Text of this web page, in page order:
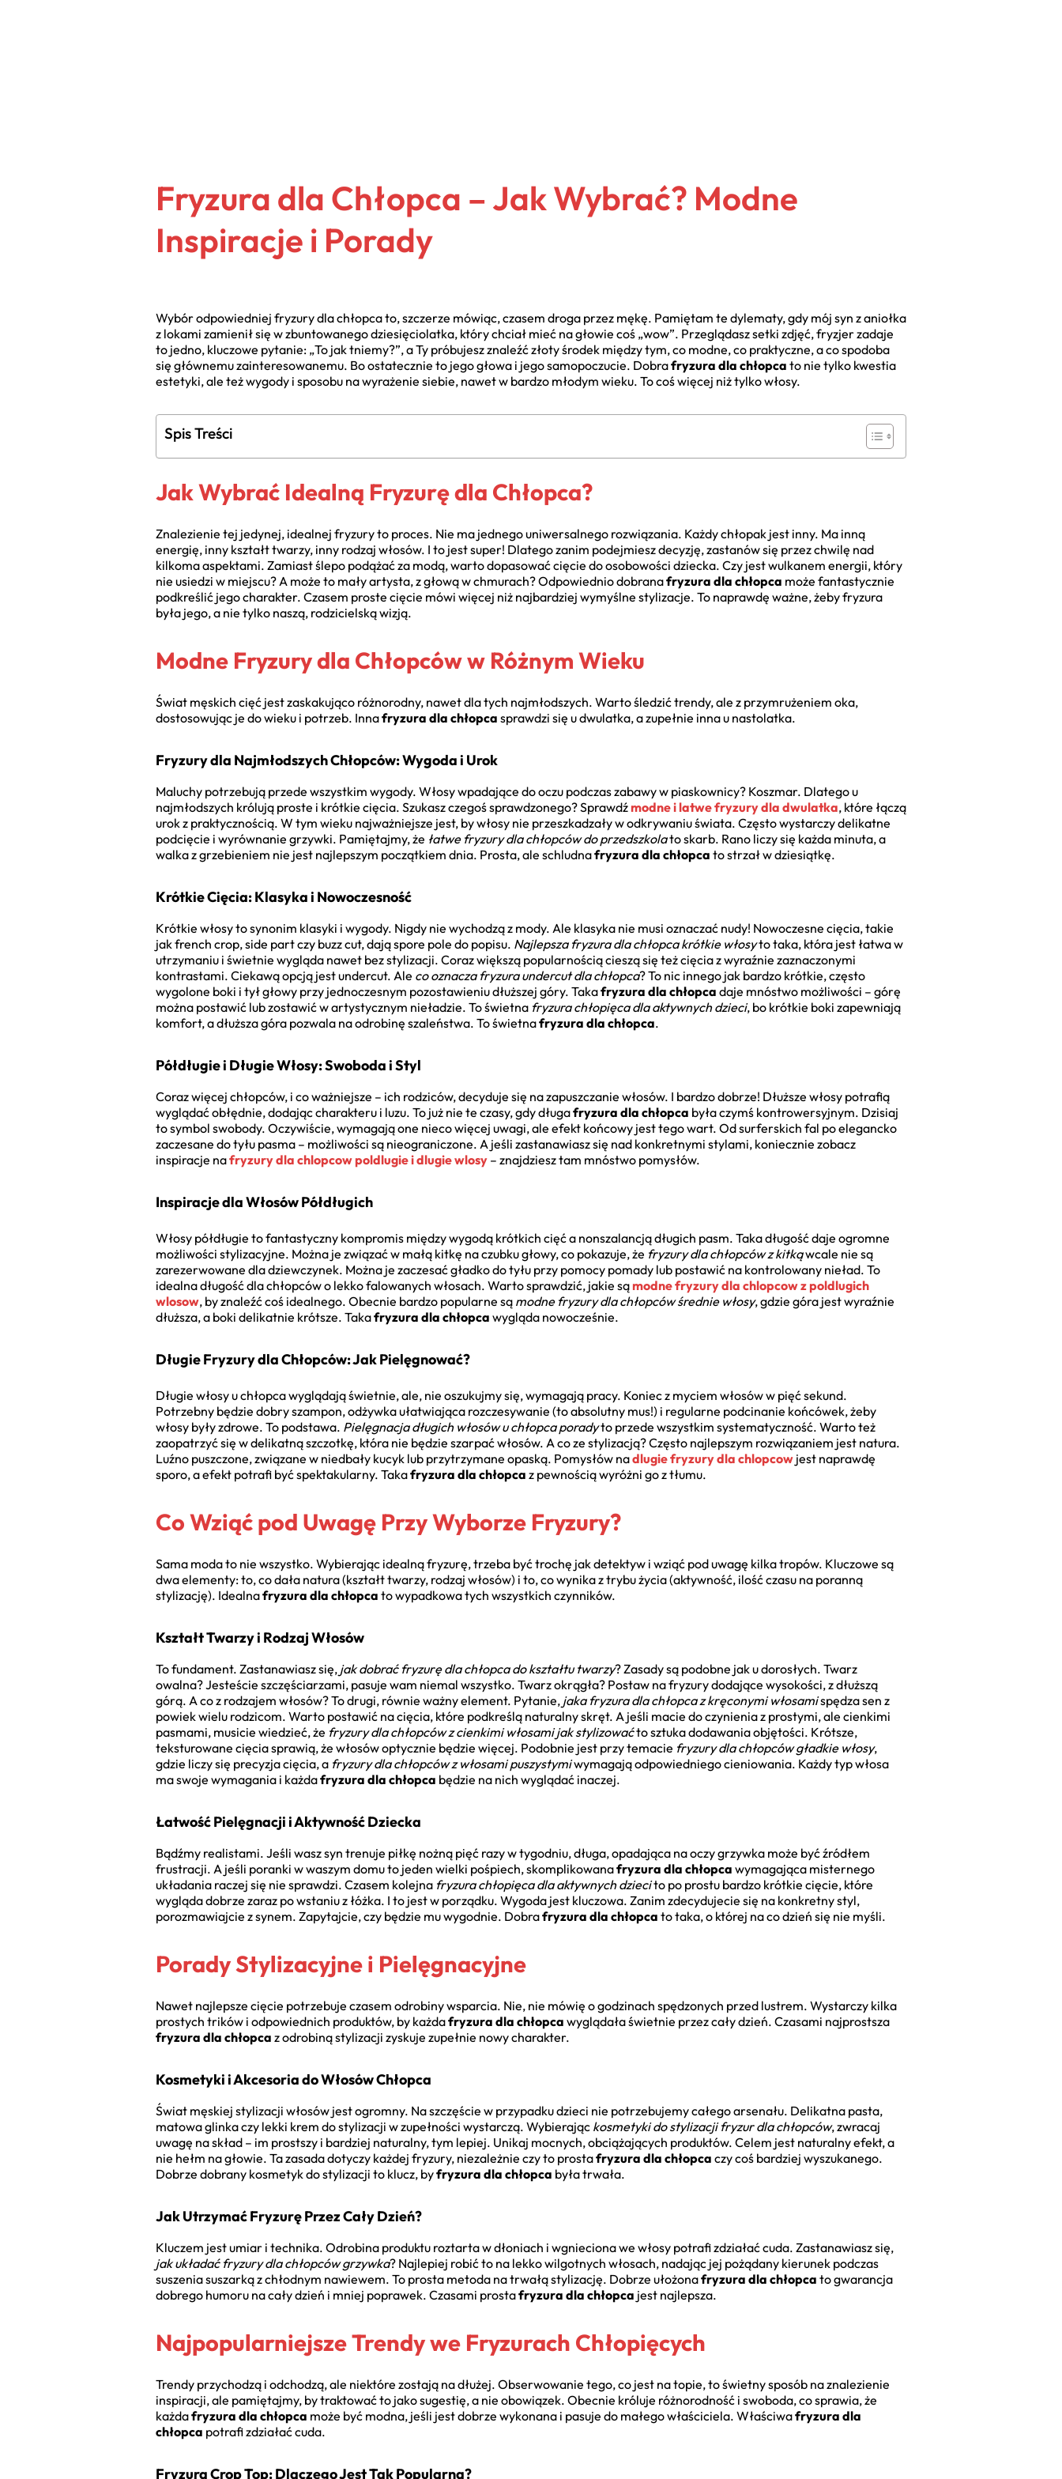
Fryzura dla Chłopca – Jak Wybrać? Modne
Inspiracje i Porady
Wybór odpowiedniej fryzury dla chłopca to, szczerze mówiąc, czasem droga przez mękę. Pamiętam te dylematy, gdy mój syn z aniołka
z lokami zamienił się w zbuntowanego dziesięciolatka, który chciał mieć na głowie coś „wow”. Przeglądasz setki zdjęć, fryzjer zadaje
to jedno, kluczowe pytanie: „To jak tniemy?”, a Ty próbujesz znaleźć złoty środek między tym, co modne, co praktyczne, a co spodoba
się głównemu zainteresowanemu. Bo ostatecznie to jego głowa i jego samopoczucie. Dobrafryzura dla chłopca to nie tylko kwestia
estetyki, ale też wygody i sposobu na wyrażenie siebie, nawet w bardzo młodym wieku. To coś więcej niż tylko włosy.
Spis Treści
Jak Wybrać Idealną Fryzurę dla Chłopca?
Znalezienie tej jedynej, idealnej fryzury to proces. Nie ma jednego uniwersalnego rozwiązania. Każdy chłopak jest inny. Ma inną
energię, inny kształt twarzy, inny rodzaj włosów. I to jest super! Dlatego zanim podejmiesz decyzję, zastanów się przez chwilę nad
kilkoma aspektami. Zamiast ślepo podążać za modą, warto dopasować cięcie do osobowości dziecka. Czy jest wulkanem energii, który
nie usiedzi w miejscu? A może to mały artysta, z głową w chmurach? Odpowiednio dobranafryzura dla chłopca może fantastycznie
podkreślić jego charakter. Czasem proste cięcie mówi więcej niż najbardziej wymyślne stylizacje. To naprawdę ważne, żeby fryzura
była jego, a nie tylko naszą, rodzicielską wizją.
Modne Fryzury dla Chłopców w Różnym Wieku
Świat męskich cięć jest zaskakująco różnorodny, nawet dla tych najmłodszych. Warto śledzić trendy, ale z przymrużeniem oka,
dostosowując je do wieku i potrzeb. Innafryzura dla chłopca sprawdzi się u dwulatka, a zupełnie inna u nastolatka.
Fryzury dla Najmłodszych Chłopców: Wygoda i Urok
Maluchy potrzebują przede wszystkim wygody. Włosy wpadające do oczu podczas zabawy w piaskownicy? Koszmar. Dlatego u
najmłodszych królują proste i krótkie cięcia. Szukasz czegoś sprawdzonego? Sprawdźmodne i latwe fryzury dla dwulatka, które łączą
urok z praktycznością. W tym wieku najważniejsze jest, by włosy nie przeszkadzały w odkrywaniu świata. Często wystarczy delikatne
podcięcie i wyrównanie grzywki. Pamiętajmy, że łatwe fryzury dla chłopców do przedszkolato skarb. Rano liczy się każda minuta, a
walka z grzebieniem nie jest najlepszym początkiem dnia. Prosta, ale schludnafryzura dla chłopca to strzał w dziesiątkę.
Krótkie Cięcia: Klasyka i Nowoczesność
Krótkie włosy to synonim klasyki i wygody. Nigdy nie wychodzą z mody. Ale klasyka nie musi oznaczać nudy! Nowoczesne cięcia, takie
jak french crop, side part czy buzz cut, dają spore pole do popisu. Najlepsza fryzura dla chłopca krótkie włosyto taka, która jest łatwa w
utrzymaniu i świetnie wygląda nawet bez stylizacji. Coraz większą popularnością cieszą się też cięcia z wyraźnie zaznaczonymi
kontrastami. Ciekawą opcją jest undercut. Ale co oznacza fryzura undercut dla chłopca? To nic innego jak bardzo krótkie, często
wygolone boki i tył głowy przy jednoczesnym pozostawieniu dłuższej góry. Takafryzura dla chłopca daje mnóstwo możliwości – górę
można postawić lub zostawić w artystycznym nieładzie. To świetna fryzura chłopięca dla aktywnych dzieci, bo krótkie boki zapewniają
komfort, a dłuższa góra pozwala na odrobinę szaleństwa. To świetnafryzura dla chłopca.
Półdługie i Długie Włosy: Swoboda i Styl
Coraz więcej chłopców, i co ważniejsze – ich rodziców, decyduje się na zapuszczanie włosów. I bardzo dobrze! Dłuższe włosy potrafią
wyglądać obłędnie, dodając charakteru i luzu. To już nie te czasy, gdy długafryzura dla chłopca była czymś kontrowersyjnym. Dzisiaj
to symbol swobody. Oczywiście, wymagają one nieco więcej uwagi, ale efekt końcowy jest tego wart. Od surferskich fal po elegancko
zaczesane do tyłu pasma – możliwości są nieograniczone. A jeśli zastanawiasz się nad konkretnymi stylami, koniecznie zobacz
inspiracje nafryzury dla chlopcow poldlugie i dlugie wlosy – znajdziesz tam mnóstwo pomysłów.
Inspiracje dla Włosów Półdługich
Włosy półdługie to fantastyczny kompromis między wygodą krótkich cięć a nonszalancją długich pasm. Taka długość daje ogromne
możliwości stylizacyjne. Można je związać w małą kitkę na czubku głowy, co pokazuje, że fryzury dla chłopców z kitkąwcale nie są
zarezerwowane dla dziewczynek. Można je zaczesać gładko do tyłu przy pomocy pomady lub postawić na kontrolowany nieład. To
idealna długość dla chłopców o lekko falowanych włosach. Warto sprawdzić, jakie sąmodne fryzury dla chlopcow z poldlugich
wlosow, by znaleźć coś idealnego. Obecnie bardzo popularne są modne fryzury dla chłopców średnie włosy, gdzie góra jest wyraźnie
dłuższa, a boki delikatnie krótsze. Takafryzura dla chłopca wygląda nowocześnie.
Długie Fryzury dla Chłopców: Jak Pielęgnować?
Długie włosy u chłopca wyglądają świetnie, ale, nie oszukujmy się, wymagają pracy. Koniec z myciem włosów w pięć sekund.
Potrzebny będzie dobry szampon, odżywka ułatwiająca rozczesywanie (to absolutny mus!) i regularne podcinanie końcówek, żeby
włosy były zdrowe. To podstawa. Pielęgnacja długich włosów u chłopca poradyto przede wszystkim systematyczność. Warto też
zaopatrzyć się w delikatną szczotkę, która nie będzie szarpać włosów. A co ze stylizacją? Często najlepszym rozwiązaniem jest natura.
Luźno puszczone, związane w niedbały kucyk lub przytrzymane opaską. Pomysłów nadlugie fryzury dla chlopcow jest naprawdę
sporo, a efekt potrafi być spektakularny. Takafryzura dla chłopca z pewnością wyróżni go z tłumu.
Co Wziąć pod Uwagę Przy Wyborze Fryzury?
Sama moda to nie wszystko. Wybierając idealną fryzurę, trzeba być trochę jak detektyw i wziąć pod uwagę kilka tropów. Kluczowe są
dwa elementy: to, co dała natura (kształt twarzy, rodzaj włosów) i to, co wynika z trybu życia (aktywność, ilość czasu na poranną
stylizację). Idealnafryzura dla chłopca to wypadkowa tych wszystkich czynników.
Kształt Twarzy i Rodzaj Włosów
To fundament. Zastanawiasz się, jak dobrać fryzurę dla chłopca do kształtu twarzy? Zasady są podobne jak u dorosłych. Twarz
owalna? Jesteście szczęściarzami, pasuje wam niemal wszystko. Twarz okrągła? Postaw na fryzury dodające wysokości, z dłuższą
górą. A co z rodzajem włosów? To drugi, równie ważny element. Pytanie, jaka fryzura dla chłopca z kręconymi włosamispędza sen z
powiek wielu rodzicom. Warto postawić na cięcia, które podkreślą naturalny skręt. A jeśli macie do czynienia z prostymi, ale cienkimi
pasmami, musicie wiedzieć, że fryzury dla chłopców z cienkimi włosami jak stylizowaćto sztuka dodawania objętości. Krótsze,
teksturowane cięcia sprawią, że włosów optycznie będzie więcej. Podobnie jest przy temacie fryzury dla chłopców gładkie włosy,
gdzie liczy się precyzja cięcia, a fryzury dla chłopców z włosami puszystymiwymagają odpowiedniego cieniowania. Każdy typ włosa
ma swoje wymagania i każdafryzura dla chłopca będzie na nich wyglądać inaczej.
Łatwość Pielęgnacji i Aktywność Dziecka
Bądźmy realistami. Jeśli wasz syn trenuje piłkę nożną pięć razy w tygodniu, długa, opadająca na oczy grzywka może być źródłem
frustracji. A jeśli poranki w waszym domu to jeden wielki pośpiech, skomplikowanafryzura dla chłopca wymagająca misternego
układania raczej się nie sprawdzi. Czasem kolejna fryzura chłopięca dla aktywnych dziecito po prostu bardzo krótkie cięcie, które
wygląda dobrze zaraz po wstaniu z łóżka. I to jest w porządku. Wygoda jest kluczowa. Zanim zdecydujecie się na konkretny styl,
porozmawiajcie z synem. Zapytajcie, czy będzie mu wygodnie. Dobrafryzura dla chłopca to taka, o której na co dzień się nie myśli.
Porady Stylizacyjne i Pielęgnacyjne
Nawet najlepsze cięcie potrzebuje czasem odrobiny wsparcia. Nie, nie mówię o godzinach spędzonych przed lustrem. Wystarczy kilka
prostych trików i odpowiednich produktów, by każdafryzura dla chłopca wyglądała świetnie przez cały dzień. Czasami najprostsza
fryzura dla chłopca z odrobiną stylizacji zyskuje zupełnie nowy charakter.
Kosmetyki i Akcesoria do Włosów Chłopca
Świat męskiej stylizacji włosów jest ogromny. Na szczęście w przypadku dzieci nie potrzebujemy całego arsenału. Delikatna pasta,
matowa glinka czy lekki krem do stylizacji w zupełności wystarczą. Wybierając kosmetyki do stylizacji fryzur dla chłopców, zwracaj
uwagę na skład – im prostszy i bardziej naturalny, tym lepiej. Unikaj mocnych, obciążających produktów. Celem jest naturalny efekt, a
nie hełm na głowie. Ta zasada dotyczy każdej fryzury, niezależnie czy to prostafryzura dla chłopca czy coś bardziej wyszukanego.
Dobrze dobrany kosmetyk do stylizacji to klucz, byfryzura dla chłopca była trwała.
Jak Utrzymać Fryzurę Przez Cały Dzień?
Kluczem jest umiar i technika. Odrobina produktu roztarta w dłoniach i wgnieciona we włosy potrafi zdziałać cuda. Zastanawiasz się,
jak układać fryzury dla chłopców grzywka? Najlepiej robić to na lekko wilgotnych włosach, nadając jej pożądany kierunek podczas
suszenia suszarką z chłodnym nawiewem. To prosta metoda na trwałą stylizację. Dobrze ułożonafryzura dla chłopca to gwarancja
dobrego humoru na cały dzień i mniej poprawek. Czasami prostafryzura dla chłopca jest najlepsza.
Najpopularniejsze Trendy we Fryzurach Chłopięcych
Trendy przychodzą i odchodzą, ale niektóre zostają na dłużej. Obserwowanie tego, co jest na topie, to świetny sposób na znalezienie
inspiracji, ale pamiętajmy, by traktować to jako sugestię, a nie obowiązek. Obecnie króluje różnorodność i swoboda, co sprawia, że
każdafryzura dla chłopca może być modna, jeśli jest dobrze wykonana i pasuje do małego właściciela. Właściwafryzura dla
chłopca potrafi zdziałać cuda.
Fryzura Crop Top: Dlaczego Jest Tak Popularna?